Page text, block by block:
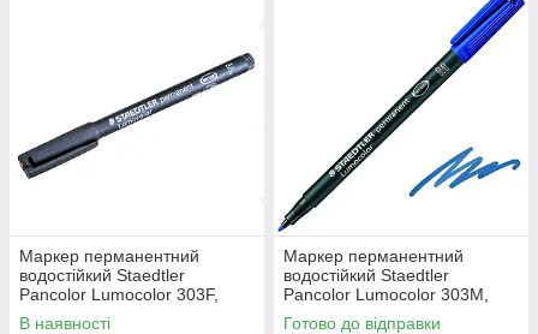
Маркер перманентний
водостійкий Staedtler
Pancolor Lumocolor 303F,
чорний — 0,6 мм
В наявності
Маркер перманентний
водостійкий Staedtler
Pancolor Lumocolor 303M,
синій 1,0 мм
Готово до відправки